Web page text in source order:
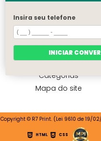
MENU
Home
Quem somos
Contato
Categorias
Mapa do site
Copyright © R7 Print. (Lei 9610 de 19/
HTML CSS
Insira seu telefone
INICIAR